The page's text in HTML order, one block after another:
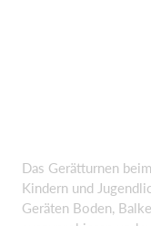
Das Gerätturnen
Kindern und
Geräten Boden,